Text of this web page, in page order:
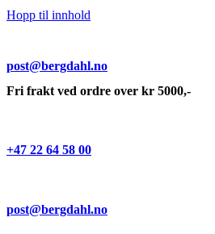
Hopp til innhold
post@bergdahl.no
Fri frakt ved ordre over kr 5000,-
+47 22 64 58 00
post@bergdahl.no